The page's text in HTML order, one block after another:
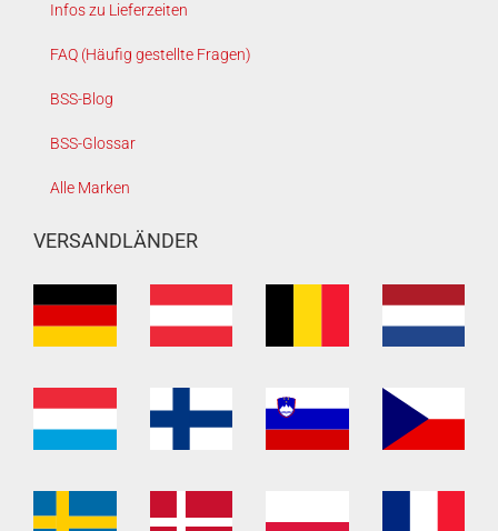
Infos zu Lieferzeiten
FAQ (Häufig gestellte Fragen)
BSS-Blog
BSS-Glossar
Alle Marken
VERSANDLÄNDER